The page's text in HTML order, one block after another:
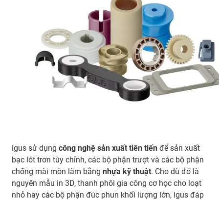
igus sử dụng công nghệ sản xuất tiên tiến để sản xuất
bạc lót trơn tùy chỉnh, các bộ phận trượt và các bộ phận
chống mài mòn làm bằng nhựa kỹ thuật. Cho dù đó là
nguyên mẫu in 3D, thanh phôi gia công cơ học cho loạt
nhỏ hay các bộ phận đúc phun khối lượng lớn, igus đáp